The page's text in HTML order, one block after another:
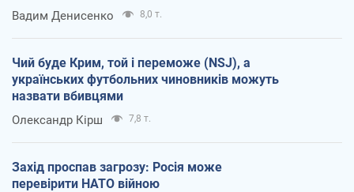
Вадим Денисенко 8,0 т.
Чий буде Крим, той і переможе (NSJ), а
українських футбольних чиновників можуть
назвати вбивцями
Олександр Кірш 7,8 т.
Захід проспав загрозу: Росія може
перевірити НАТО війною